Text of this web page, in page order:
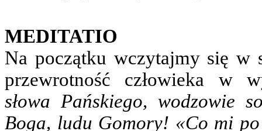
MEDITATIO
Na początku wczytajmy się w
przewrotność człowieka w
słowa Pańskiego, wodzowie
Boga, ludu Gomory! «Co mi